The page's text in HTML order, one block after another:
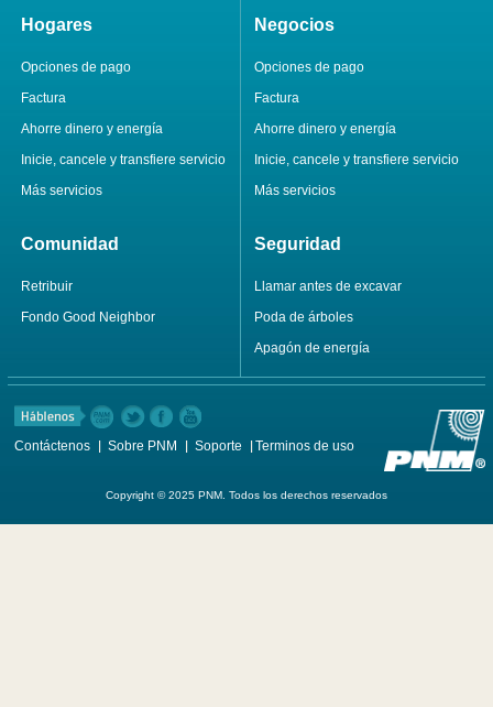
Hogares
Opciones de pago
Factura
Ahorre dinero y energía
Inicie, cancele y transfiere servicio
Más servicios
Negocios
Opciones de pago
Factura
Ahorre dinero y energía
Inicie, cancele y transfiere servicio
Más servicios
Comunidad
Retribuir
Fondo Good Neighbor
Seguridad
Llamar antes de excavar
Poda de árboles
Apagón de energía
Contáctenos Sobre PNM Soporte Terminos de uso
Copyright © 2025 PNM. Todos los derechos reservados